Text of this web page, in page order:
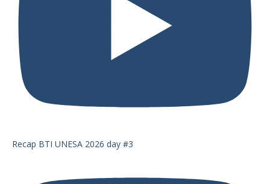
Recap BTI UNESA 2026 day #3